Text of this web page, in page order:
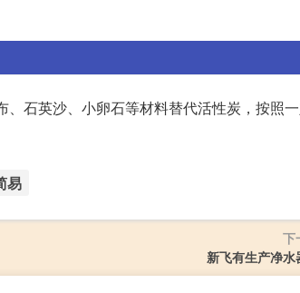
石英沙、小卵石等材料替代活性炭，按照
易
下
新飞有生产净水